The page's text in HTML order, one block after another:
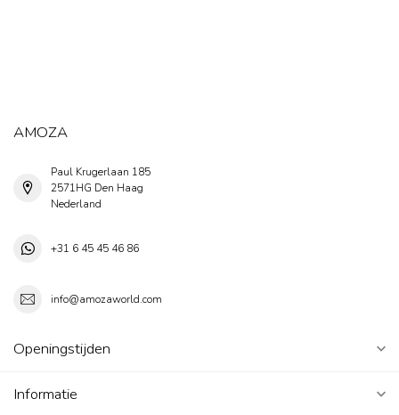
AMOZA
Paul Krugerlaan 185
2571HG Den Haag
Nederland
+31 6 45 45 46 86
info@amozaworld.com
Openingstijden
Informatie